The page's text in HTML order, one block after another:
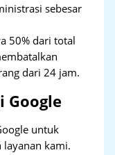
sebesar
50% dari total
dari 24 jam.
Google
untuk
kami.